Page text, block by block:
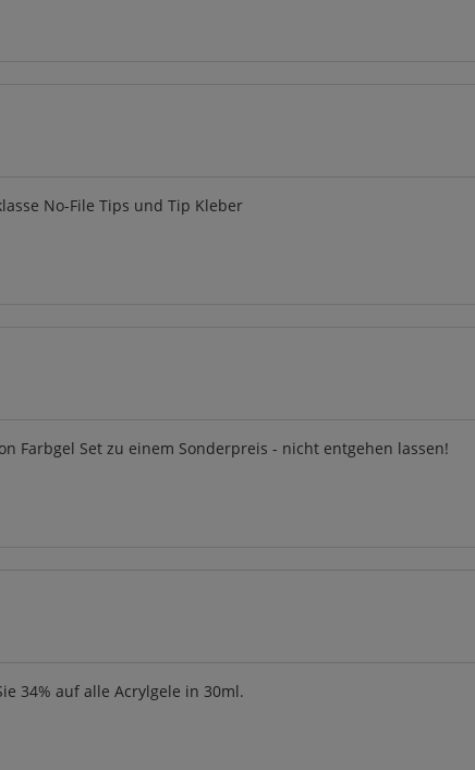
No-File Tips und Tip Kleber
Farbgel Set zu einem Sonderpreis - nicht entgehen lassen!
34% auf alle Acrylgele in 30ml.